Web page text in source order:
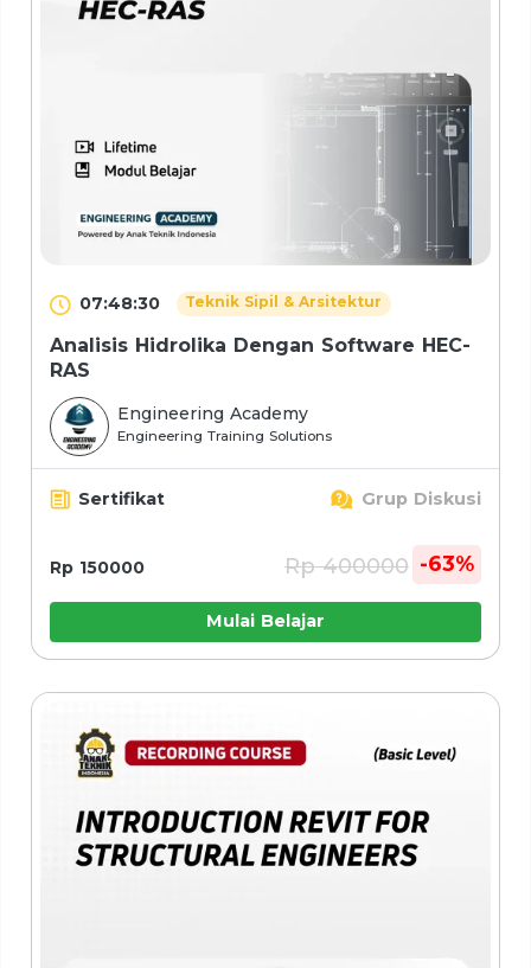
07:48:30 Teknik Sipil & Arsitektur
Analisis Hidrolika Dengan Software HEC-
RAS
Engineering Academy
Engineering Training Solutions
Sertifikat Grup Diskusi
Rp 150000 Rp 400000 -63%
Mulai Belajar